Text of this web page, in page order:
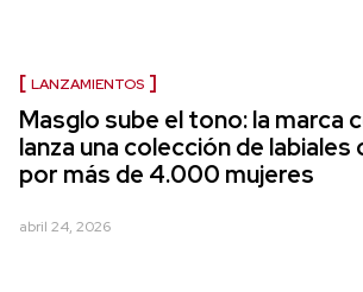
LANZAMIENTOS
Masglo sube el tono: la marca
lanza una colección de
por más de 4.000 mujeres
abril 24, 2026